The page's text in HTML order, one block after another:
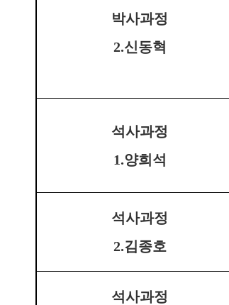
박사과정
2.신동혁
석사과정
1.양희석
석사과정
2.김종호
석사과정